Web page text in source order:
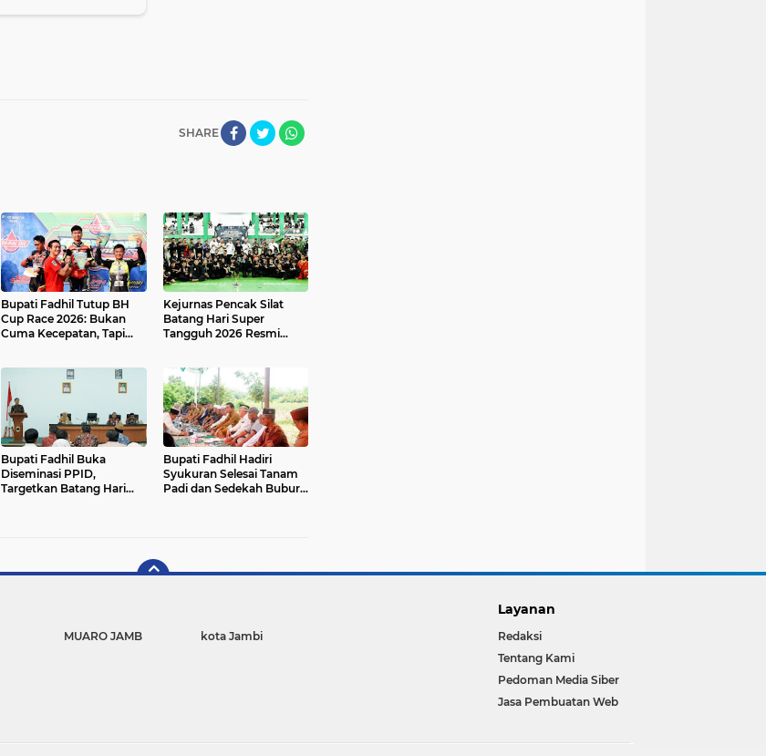
SHARE
Bupati Fadhil Tutup BH
Cup Race 2026: Bukan
Cuma Kecepatan, Tapi
Kejurnas Pencak Silat
Batang Hari Super
Tangguh 2026 Resmi
Bupati Fadhil Buka
Diseminasi PPID,
Targetkan Batang Hari
Bupati Fadhil Hadiri
Syukuran Selesai Tanam
Padi dan Sedekah Bubur
MUARO JAMB kota Jambi
Layanan
Redaksi
Tentang Kami
Pedoman Media Siber
Jasa Pembuatan Web